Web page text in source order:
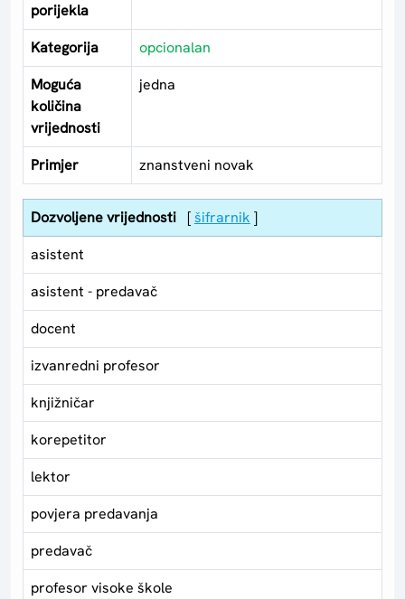
porijekla
Kategorija
opcionalan
Moguća
količina
vrijednosti
jedna
Primjer znanstveni novak
Dozvoljene vrijednosti[šifrarnik ]
asistent
asistent - predavač
docent
izvanredni profesor
knjižničar
korepetitor
lektor
povjera predavanja
predavač
profesor visoke škole